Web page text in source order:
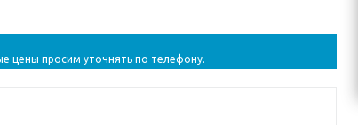
цены просим уточнять по телефону.